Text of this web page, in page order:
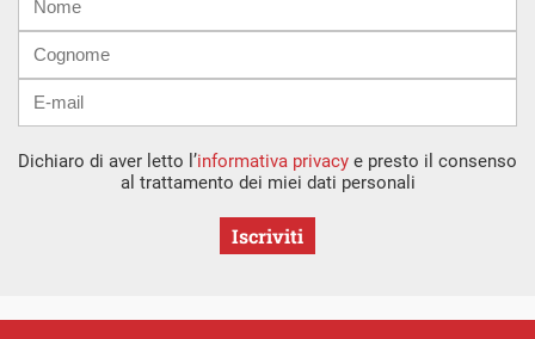
mail
Dichiaro di aver letto l’informativa privacy e presto il consenso
al trattamento dei miei dati personali
Iscriviti